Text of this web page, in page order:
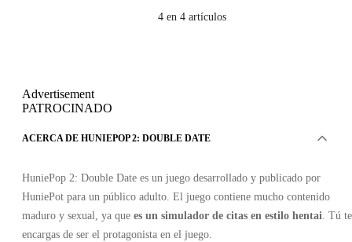
4 en 4 artículos
Advertisement
PATROCINADO
ACERCA DE HUNIEPOP 2: DOUBLE DATE
HuniePop 2: Double Date es un juego desarrollado y publicado por
HuniePot para un público adulto. El juego contiene mucho contenido
maduro y sexual, ya que es un simulador de citas en estilo hentai. Tú te
encargas de ser el protagonista en el juego.